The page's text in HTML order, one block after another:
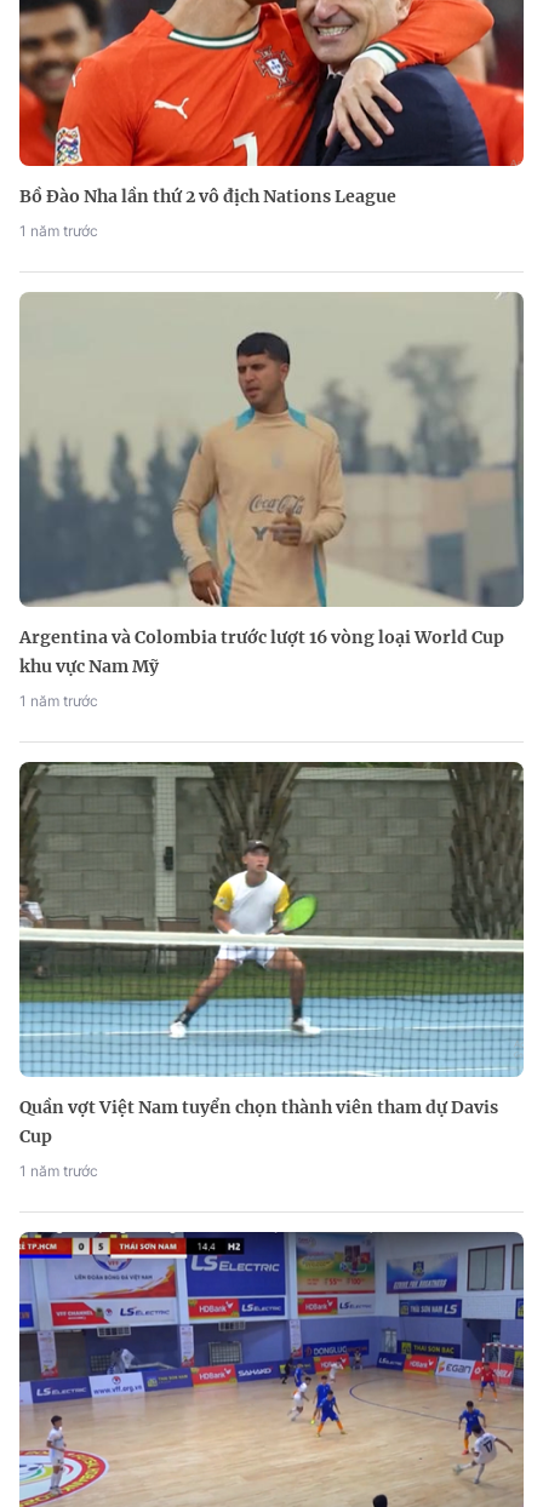
Bồ Đào Nha lần thứ 2 vô địch Nations League
1 năm trước
Argentina và Colombia trước lượt 16 vòng loại World Cup
khu vực Nam Mỹ
1 năm trước
Quần vợt Việt Nam tuyển chọn thành viên tham dự Davis
Cup
1 năm trước